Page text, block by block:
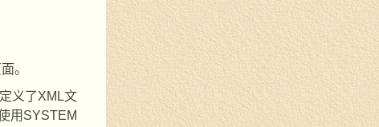
。
义了XML文
用 SYSTEM